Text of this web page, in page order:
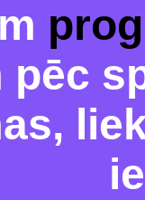
pēc